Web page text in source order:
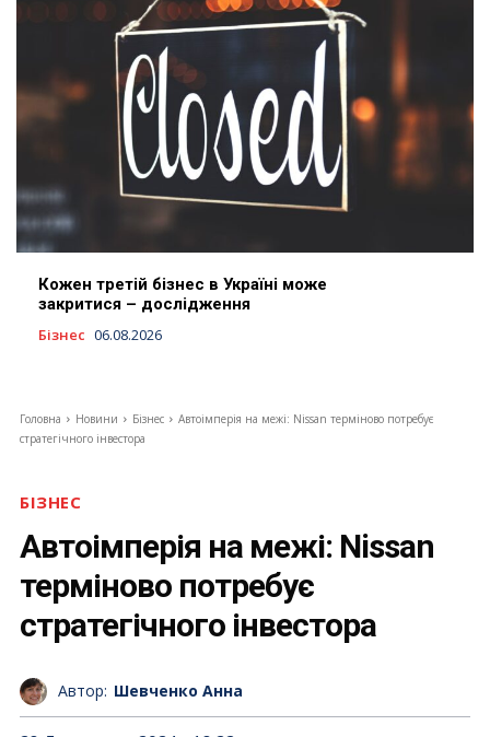
Кожен третій бізнес в Україні може
закритися – дослідження
Бізнес 06.08.2026